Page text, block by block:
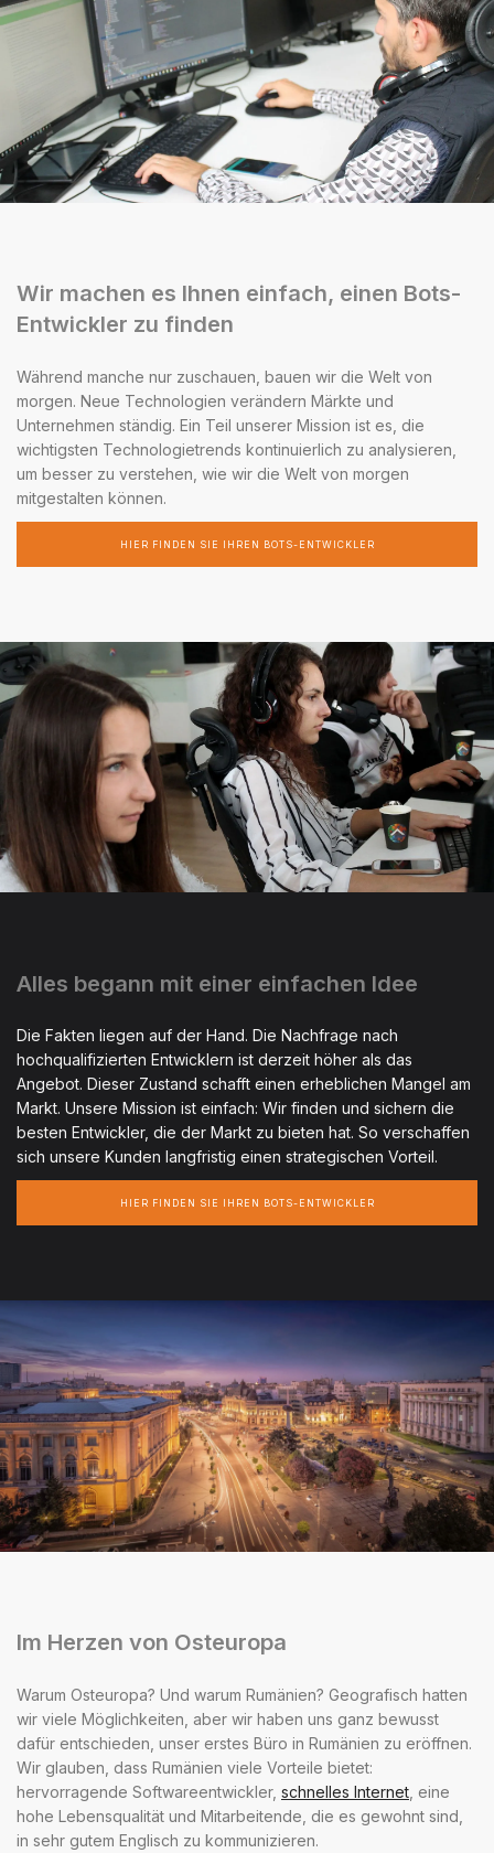
Wir machen es Ihnen einfach, einen Bots-
Entwickler zu finden
Während manche nur zuschauen, bauen wir die Welt von
morgen. Neue Technologien verändern Märkte und
Unternehmen ständig. Ein Teil unserer Mission ist es, die
wichtigsten Technologietrends kontinuierlich zu analysieren,
um besser zu verstehen, wie wir die Welt von morgen
mitgestalten können.
HIER FINDEN SIE IHREN BOTS-ENTWICKLER
Alles begann mit einer einfachen Idee
Die Fakten liegen auf der Hand. Die Nachfrage nach
hochqualifizierten Entwicklern ist derzeit höher als das
Angebot. Dieser Zustand schafft einen erheblichen Mangel am
Markt. Unsere Mission ist einfach: Wir finden und sichern die
besten Entwickler, die der Markt zu bieten hat. So verschaffen
sich unsere Kunden langfristig einen strategischen Vorteil.
HIER FINDEN SIE IHREN BOTS-ENTWICKLER
Im Herzen von Osteuropa
Warum Osteuropa? Und warum Rumänien? Geografisch hatten
wir viele Möglichkeiten, aber wir haben uns ganz bewusst
dafür entschieden, unser erstes Büro in Rumänien zu eröffnen.
Wir glauben, dass Rumänien viele Vorteile bietet:
hervorragende Softwareentwickler, schnelles Internet , eine
hohe Lebensqualität und Mitarbeitende, die es gewohnt sind,
in sehr gutem Englisch zu kommunizieren.